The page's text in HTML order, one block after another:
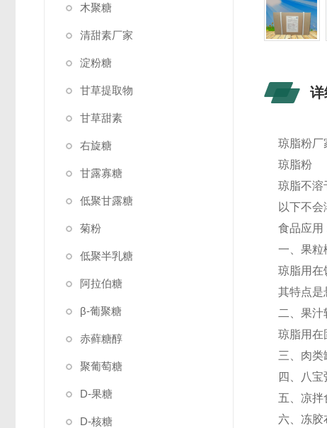
木聚糖
清甜素厂家
淀粉糖
甘草提取物
甘草甜素
右旋糖
甘露寡糖
低聚甘露糖
菊粉
低聚半乳糖
阿拉伯糖
β-葡聚糖
赤藓糖醇
聚葡萄糖
D-果糖
D-核糖
详
琼脂粉厂
琼脂粉
琼脂不
以下不会
食品应用
一、果粒
琼脂用在
其特点是
二、果
琼脂用在
三、肉类
四、八
五、凉拌
六、冻胶